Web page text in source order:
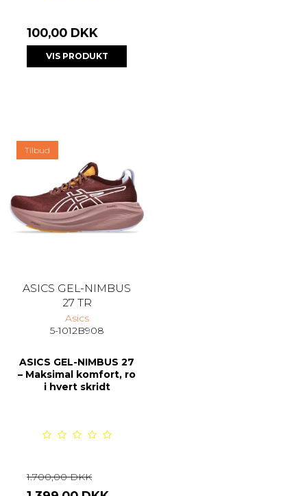
100,00 DKK
VIS PRODUKT
Tilbud
ASICS GEL-NIMBUS
27 TR
Asics
5-1012B908
ASICS GEL-NIMBUS 27
– Maksimal komfort, ro
i hvert skridt
1.700,00 DKK